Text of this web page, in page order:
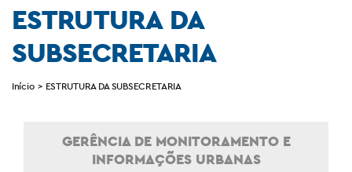
ESTRUTURA DA
SUBSECRETARIA
Início > ESTRUTURA DA SUBSECRETARIA
GERÊNCIA DE MONITORAMENTO E
INFORMAÇÕES URBANAS